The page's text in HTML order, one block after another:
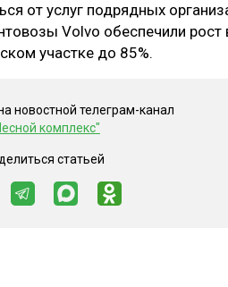
от услуг подрядных
Volvo обеспечили рост
участке до 85%.
новостной телеграм-канал
комплекс"
статьей